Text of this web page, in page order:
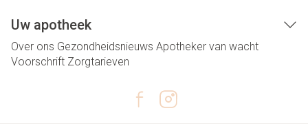
Uw apotheek
Over ons Gezondheidsnieuws Apotheker van wacht
Voorschrift Zorgtarieven